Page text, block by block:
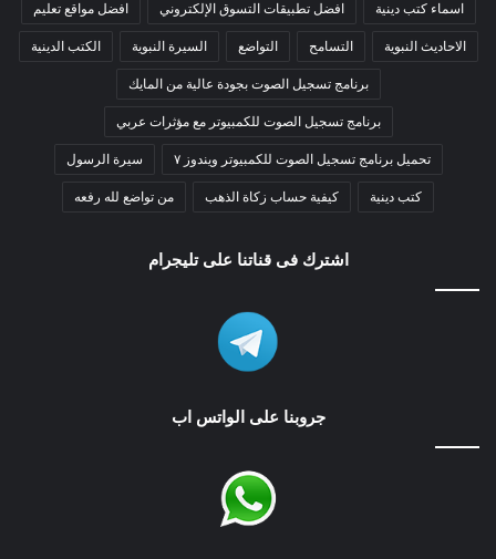
اسماء كتب دينية افضل تطبيقات التسوق الإلكتروني افضل مواقع تعليم
الاحاديث النبوية التسامح التواضع السيرة النبوية الكتب الدينية
برنامج تسجيل الصوت بجودة عالية من المايك
برنامج تسجيل الصوت للكمبيوتر مع مؤثرات عربي
تحميل برنامج تسجيل الصوت للكمبيوتر ويندوز ٧ سيرة الرسول
كتب دينية كيفية حساب زكاة الذهب من تواضع لله رفعه
اشترك فى قناتنا على تليجرام
جروبنا على الواتس اب